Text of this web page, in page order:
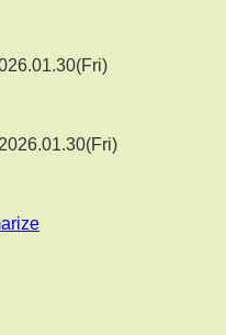
2026.01.30(Fri)